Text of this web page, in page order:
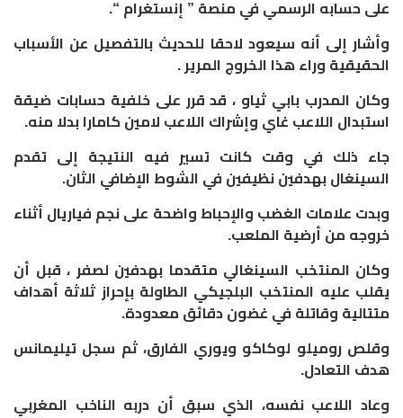
على حسابه الرسمي في منصة ” إنستغرام “.
وأشار إلى أنه سيعود لاحقا للحديث بالتفصيل عن الأسباب
الحقيقية وراء هذا الخروج المرير .
وكان المدرب بابي ثياو ، قد قرر على خلفية حسابات ضيقة
استبدال اللاعب غاي وإشراك اللاعب لامين كامارا بدلا منه.
جاء ذلك في وقت كانت تسير فيه النتيجة إلى تقدم
السينغال بهدفين نظيفين في الشوط الإضافي الثان.
وبدت علامات الغضب والإحباط واضحة على نجم فياريال أثناء
خروجه من أرضية الملعب.
وكان المنتخب السينغالي متقدما بهدفين لصفر ، قبل أن
يقلب عليه المنتخب البلجيكي الطاولة بإحراز ثلاثة أهداف
متتالية وقاتلة في غضون دقائق معدودة.
وقلص روميلو لوكاكو ويوري الفارق، ثم سجل تيليمانس
هدف التعادل.
وعاد اللاعب نفسه، الذي سبق أن دربه الناخب المغربي